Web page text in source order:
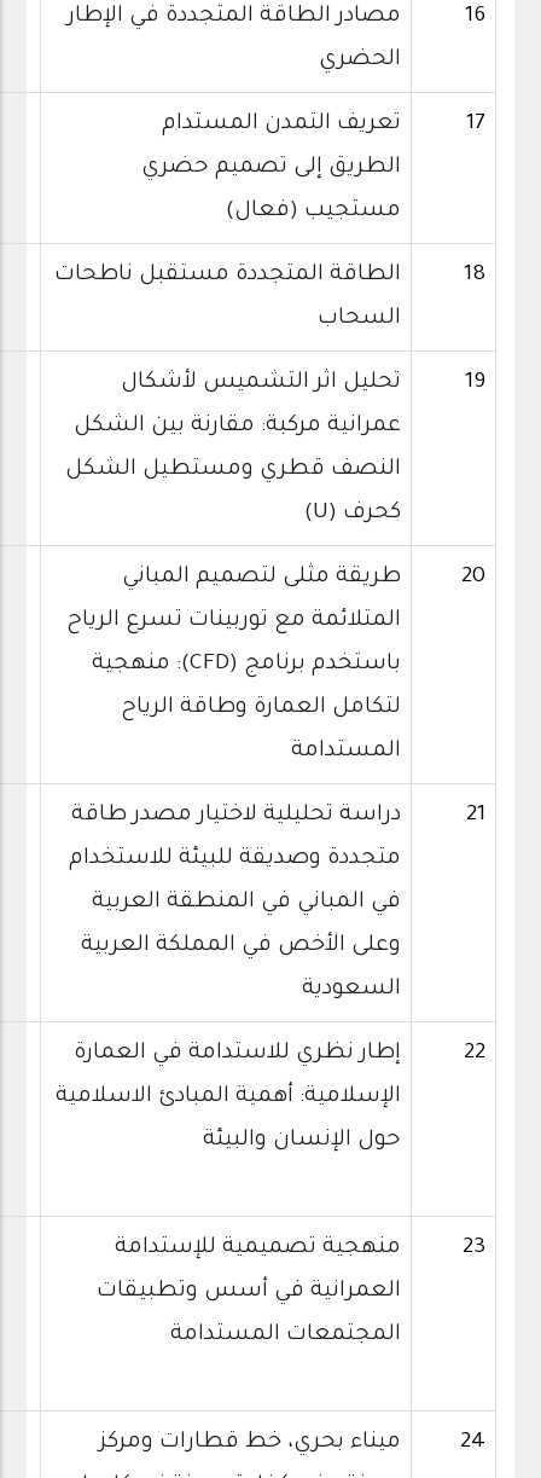
16
مصادر الطاقة المتجددة في الإطار
الحضري
17
تعريف التمدن المستدام
الطريق إلى تصميم حضري
مستجيب (فعال)
18
الطاقة المتجددة مستقبل ناطحات
السحاب
19
تحليل اثر التشميس لأشكال
عمرانية مركبة: مقارنة بين الشكل
النصف قطري ومستطيل الشكل
كحرف (U)
20
طريقة مثلى لتصميم المباني
المتلائمة مع توربينات تسرع الرياح
باستخدم برنامج (CFD): منهجية
لتكامل العمارة وطاقة الرياح
المستدامة
21
دراسة تحليلية لاختيار مصدر طاقة
متجددة وصديقة للبيئة للاستخدام
في المباني في المنطقة العربية
وعلى الأخص في المملكة العربية
السعودية
22
إطار نظري للاستدامة في العمارة
الإسلامية: أهمية المبادئ الاسلامية
حول الإنسان والبيئة
23
منهجية تصميمية للإستدامة
العمرانية في أسس وتطبيقات
المجتمعات المستدامة
24
ميناء بحري، خط قطارات ومركز